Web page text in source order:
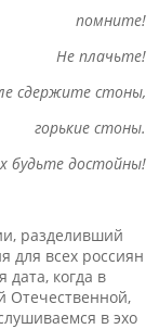
помните!
Не плачьте!
сдержите стоны,
горькие стоны.
будьте достойны!
разделивший
для всех россиян
когда в
Отечественной,
в эхо